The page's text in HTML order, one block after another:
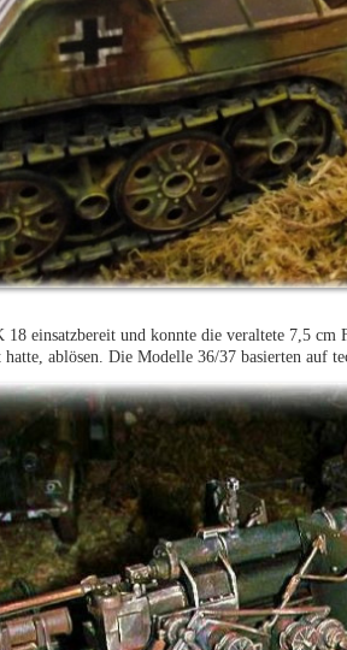
18 einsatzbereit und konnte die veraltete 7,5
ablösen. Die Modelle 36/37 basierten auf